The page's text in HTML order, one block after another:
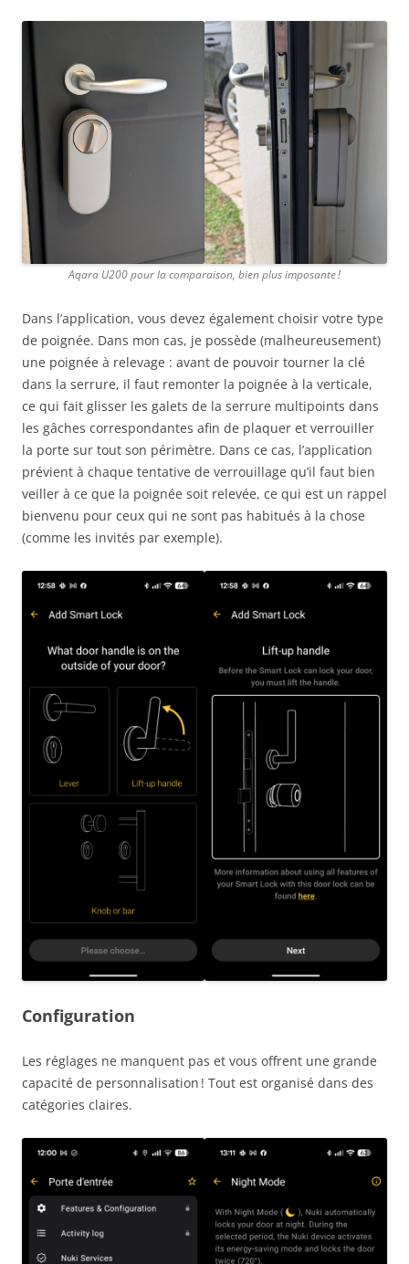
Aqara U200 pour la comparaison, bien plus imposante !
Dans l’application, vous devez également choisir votre type
de poignée. Dans mon cas, je possède (malheureusement)
une poignée à relevage : avant de pouvoir tourner la clé
dans la serrure, il faut remonter la poignée à la verticale,
ce qui fait glisser les galets de la serrure multipoints dans
les gâches correspondantes afin de plaquer et verrouiller
la porte sur tout son périmètre. Dans ce cas, l’application
prévient à chaque tentative de verrouillage qu’il faut bien
veiller à ce que la poignée soit relevée, ce qui est un rappel
bienvenu pour ceux qui ne sont pas habitués à la chose
(comme les invités par exemple).
Configuration
Les réglages ne manquent pas et vous offrent une grande
capacité de personnalisation ! Tout est organisé dans des
catégories claires.